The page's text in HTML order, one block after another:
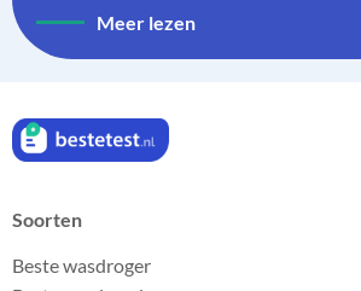
Meer lezen
Soorten
Beste wasdroger